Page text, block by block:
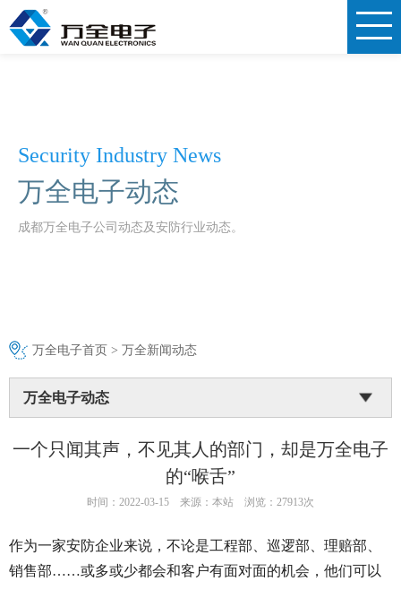
Security Industry News
万全电子动态
成都万全电子公司动态及安防行业动态。
万全电子首页 > 万全新闻动态
万全电子动态
一个只闻其声，不见其人的部门，却是万全电子
的“喉舌”
时间：2022-03-15 来源：本站 浏览：27913次
作为一家安防企业来说，不论是工程部、巡逻部、理赔部、
销售部……或多或少都会和客户有面对面的机会，他们可以